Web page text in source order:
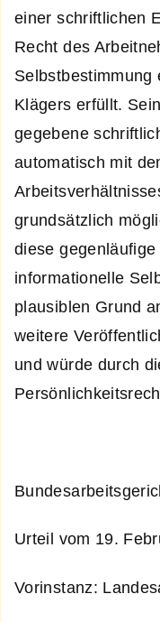
einer schriftlichen
Recht des
Selbstbestimmung
Klägers erfüllt.
gegebene
automatisch mit
grundsätzlich
diese
informationelle
plausiblen Grund
weitere
und würde durch
Urteil vom 19.
Vorinstanz: